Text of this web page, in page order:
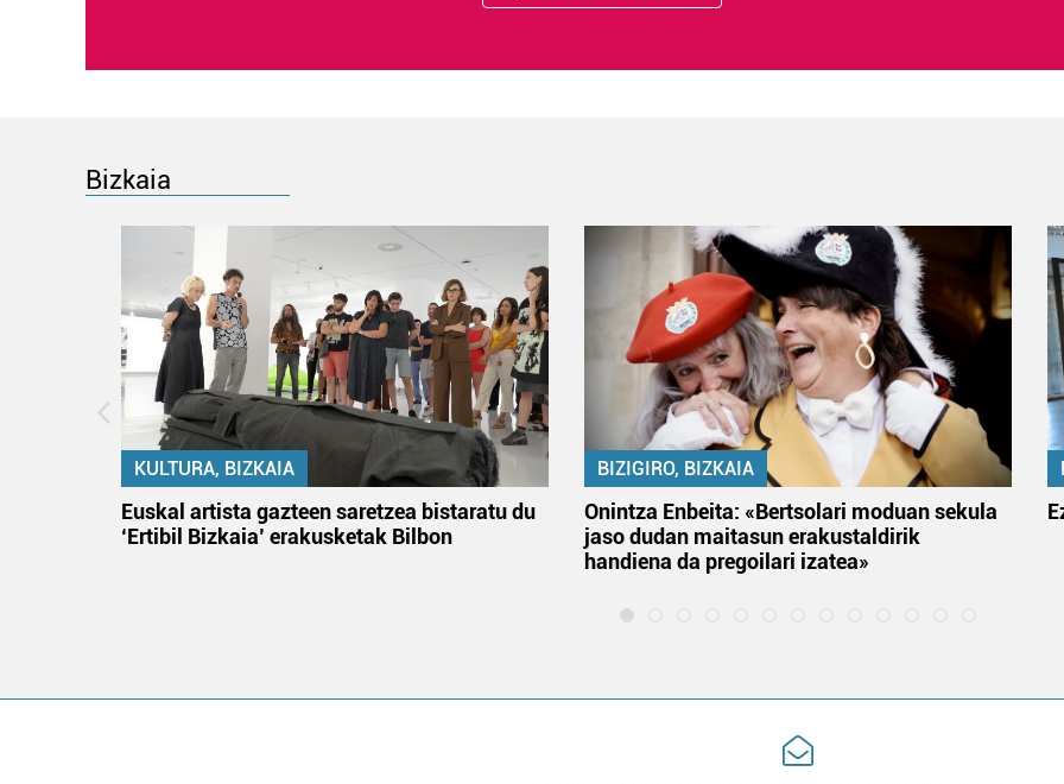
Bizkaia
KULTURA, BIZKAIA
Euskal artista gazteen saretzea bistaratu du
‘Ertibil Bizkaia’ erakusketak Bilbon
BIZIGIRO, BIZKAIA
Onintza Enbeita: «Bertsolari moduan sekula
jaso dudan maitasun erakustaldirik
handiena da pregoilari izatea»